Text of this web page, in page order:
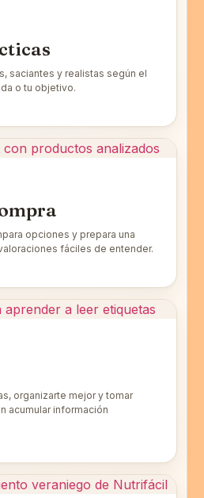
saciantes y realistas según el
o tu objetivo.
opciones y prepara una
fáciles de entender.
organizarte mejor y tomar
acumular información